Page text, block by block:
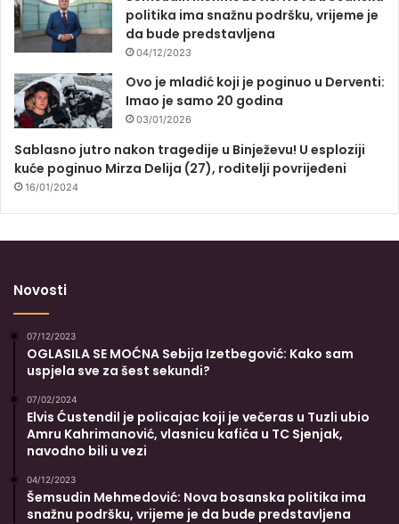
politika ima snažnu podršku, vrijeme je
da bude predstavljena
04/12/2023
Ovo je mladić koji je poginuo u Derventi:
Imao je samo 20 godina
03/01/2026
Sablasno jutro nakon tragedije u Binježevu! U esploziji
kuće poginuo Mirza Delija (27), roditelji povrijeđeni
16/01/2024
Novosti
07/12/2023
OGLASILA SE MOĆNA Sebija Izetbegović: Kako sam
uspjela sve za šest sekundi?
07/02/2024
Elvis Ćustendil je policajac koji je večeras u Tuzli ubio
Amru Kahrimanović, vlasnicu kafića u TC Sjenjak,
navodno bili u vezi
04/12/2023
Šemsudin Mehmedović: Nova bosanska politika ima
snažnu podršku, vrijeme je da bude predstavljena